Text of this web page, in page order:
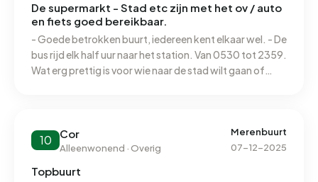
crimininaliteit. Deze rijden af en aan in de wijken op
fatbikes die zij onmogelijk eerlijk kunnen hebben
verkregen. Daarnaast veel afval en zwerfafval in de
wijk.
De supermarkt - Stad etc zijn met het ov / auto
en fiets goed bereikbaar.
- Goede betrokken buurt, iedereen kent elkaar wel. - De
bus rijd elk half uur naar het station. Van 0530 tot 2359.
Wat erg prettig is voor wie naar de stad wilt gaan of
Schimmel is ook iets wat een groot probleem blijft.
10 Cor
Alleenwonend · Overig
Merenbuurt
07-12-2025
Topbuurt